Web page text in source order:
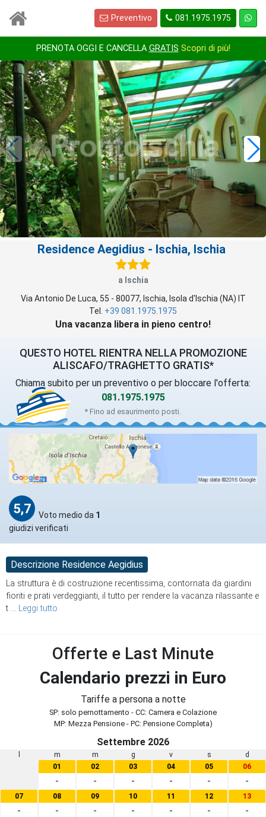
Preventivo 081.1975.1975
PRENOTA OGGI E CANCELLA GRATIS Scopri di più!
1 /18
Residence Aegidius - Ischia, Ischia
a Ischia
Via Antonio De Luca, 55 - 80077, Ischia, Isola d'Ischia (NA) IT
Tel. +39 081.1975.1975
Una vacanza libera in pieno centro!
QUESTO HOTEL RIENTRA NELLA PROMOZIONE
ALISCAFO/TRAGHETTO GRATIS*
Chiama subito per un preventivo o per bloccare l'offerta:
081.1975.1975
* Fino ad esaurimento posti.
5,7 Voto medio da 1
giudizi verificati
Descrizione Residence Aegidius
La struttura è di costruzione recentissima, contornata da giardini
fioriti e prati verdeggianti, il tutto per rendere la vacanza rilassante e
t ... Leggi tutto
Offerte e Last Minute
Calendario prezzi in Euro
Tariffe a persona a notte
SP: solo pernottamento - CC: Camera e Colazione
MP: Mezza Pensione - PC: Pensione Completa)
Settembre 2026
m m g v s
d
01
-
02
-
03
-
04
-
05
-
06
-
07
-
08
-
09
-
10
-
11
-
12
-
13
-